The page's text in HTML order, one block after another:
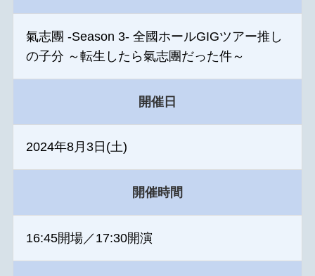
氣志團 -Season 3- 全國ホールGIGツアー推し
の子分 ～転生したら氣志團だった件～
開催日
2024年8月3日(土)
開催時間
16:45開場／17:30開演